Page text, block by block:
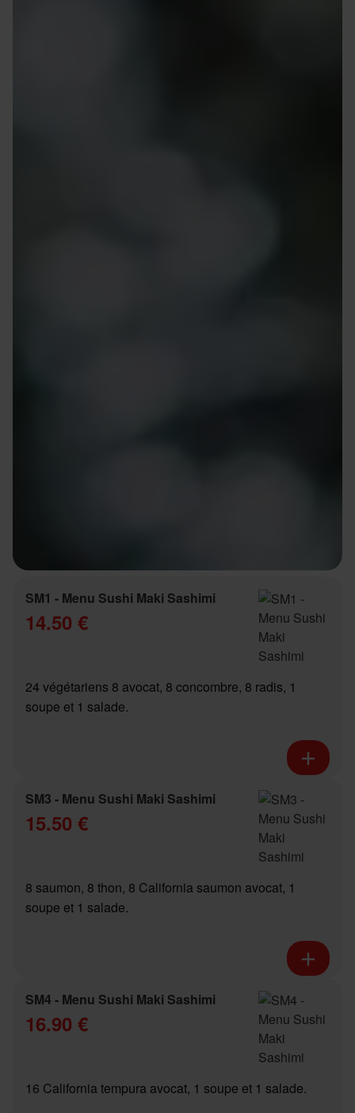
SM1 - Menu Sushi Maki Sashimi
14.50 €
24 végétariens 8 avocat, 8 concombre, 8 radis, 1
soupe et 1 salade.
SM3 - Menu Sushi Maki Sashimi
15.50 €
8 saumon, 8 thon, 8 California saumon avocat, 1
soupe et 1 salade.
SM4 - Menu Sushi Maki Sashimi
16.90 €
16 California tempura avocat, 1 soupe et 1 salade.